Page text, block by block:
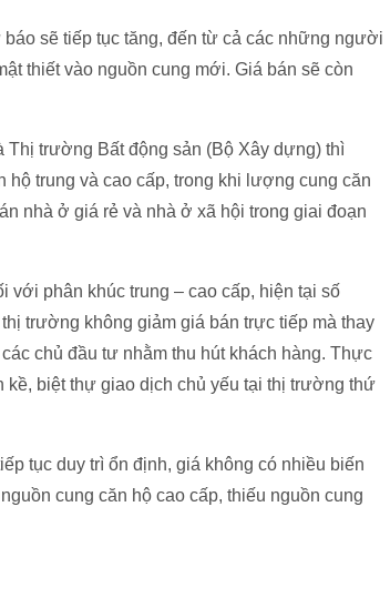
sẽ tiếp tục tăng, đến từ cả các những người
thiết vào nguồn cung mới. Giá bán sẽ còn
Thị trường Bất động sản (Bộ Xây dựng) thì
hộ trung và cao cấp, trong khi lượng cung căn
nhà ở giá rẻ và nhà ở xã hội trong giai đoạn
với phân khúc trung – cao cấp, hiện tại số
trường không giảm giá bán trực tiếp mà thay
chủ đầu tư nhằm thu hút khách hàng. Thực
biệt thự giao dịch chủ yếu tại thị trường thứ
tục duy trì ổn định, giá không có nhiều biến
cung căn hộ cao cấp, thiếu nguồn cung